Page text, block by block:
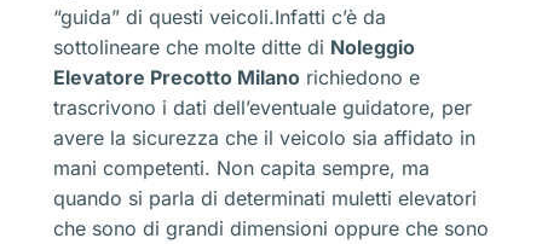
“guida” di questi veicoli.Infatti c’è da
sottolineare che molte ditte di Noleggio
Elevatore Precotto Milano richiedono e
trascrivono i dati dell’eventuale guidatore, per
avere la sicurezza che il veicolo sia affidato in
mani competenti. Non capita sempre, ma
quando si parla di determinati muletti elevatori
che sono di grandi dimensioni oppure che sono